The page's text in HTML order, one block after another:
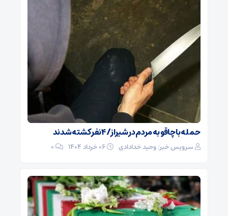
حمله با چاقو به مردم در شیراز/ ۴ نفر کشته شدند
سرویس خبر: وحید خدادادی 0